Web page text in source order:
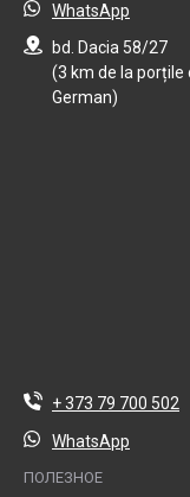
WhatsApp
bd. Dacia 58/27
(3 km de la porțile
German)
+ 373 79 700 502
WhatsApp
ПОЛЕЗНОЕ